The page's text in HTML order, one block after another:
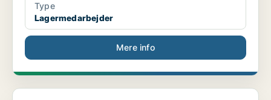
Type
Lagermedarbejder
Mere info
Truckfører til lager søges til vikariat i Vejle